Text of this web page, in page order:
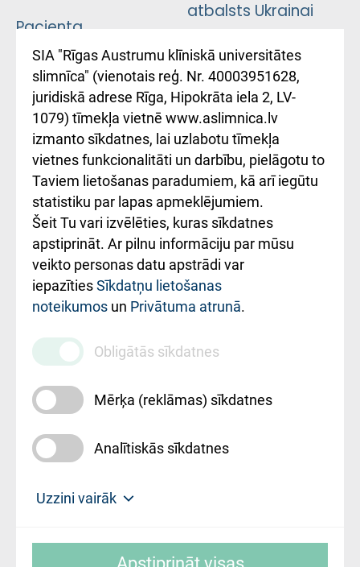
Pacienta
atsauksmju/sūdzību
iesniegšanas
kārtība
Kā pie mums nokļūt
Rēķinu apmaksas
ceļvedis
Rekvizīti un
ārstniecības
iestādes kods
010000234
Maksas
pakalpojumu
cenrādis
atbalsts Ukrainai
Підтримка Східної
лікарні та співпраця з
Україною
SIA "Rīgas Austrumu klīniskā universitātes
slimnīca" (vienotais reģ. Nr. 40003951628,
juridiskā adrese Rīga, Hipokrāta iela 2, LV-
1079) tīmekļa vietnē www.aslimnica.lv
izmanto sīkdatnes, lai uzlabotu tīmekļa
vietnes funkcionalitāti un darbību, pielāgotu to
Taviem lietošanas paradumiem, kā arī iegūtu
statistiku par lapas apmeklējumiem.
Šeit Tu vari izvēlēties, kuras sīkdatnes
apstiprināt. Ar pilnu informāciju par mūsu
veikto personas datu apstrādi var
iepazītiesSīkdatņu lietošanas
noteikumos un Privātuma atrunā.
Obligātās sīkdatnes
Mērķa (reklāmas) sīkdatnes
Analītiskās sīkdatnes
Uzzini vairāk
slimnīca, turpmāk – Pārzinis, sīkdatņu